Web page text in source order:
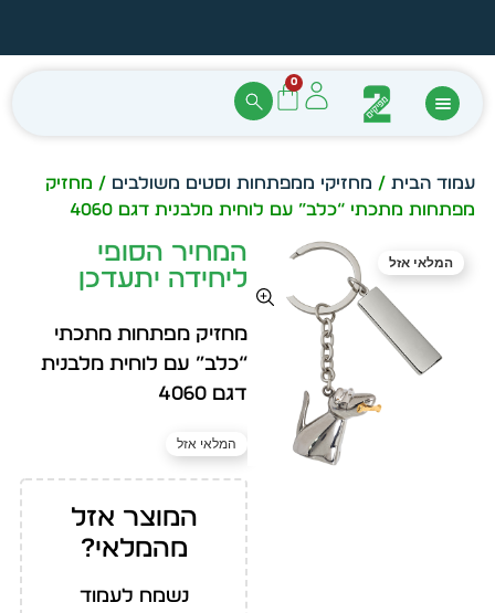
0
עמוד הבית / מחזיקי ממפתחות וסטים משולבים / מחזיק
מפתחות מתכתי “כלב” עם לוחית מלבנית דגם 4060
מחזיק מפתחות מתכתי
“כלב” עם לוחית מלבנית
דגם 4060
המלאי אזל
המוצר אזל
מהמלאי?
נשמח לעמוד
המחיר הסופי
ליחידה יתעדכן
המלאי אזל